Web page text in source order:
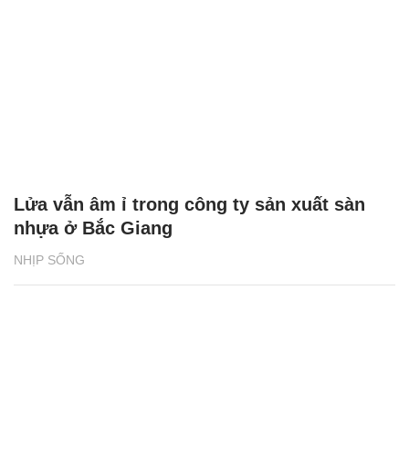
NHỊP SỐNG
Lửa vẫn âm ỉ trong công ty sản xuất sàn
nhựa ở Bắc Giang